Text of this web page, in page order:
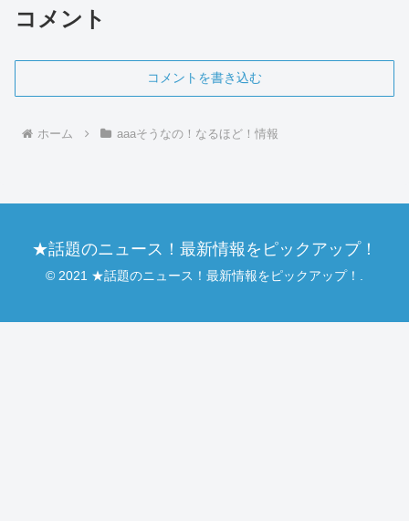
コメント
コメントを書き込む
ホーム aaaそうなの！なるほど！情報
★話題のニュース！最新情報をピックアップ！
© 2021 ★話題のニュース！最新情報をピックアップ！.